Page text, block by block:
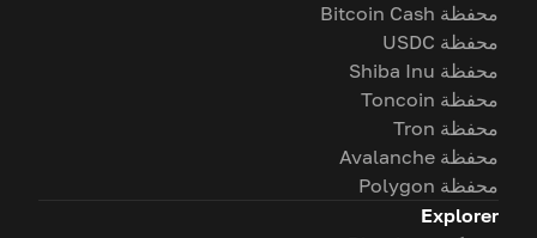
محفظة Bitcoin Cash
محفظة USDC
محفظة Shiba Inu
محفظة Toncoin
محفظة Tron
محفظة Avalanche
محفظة Polygon
Explorer